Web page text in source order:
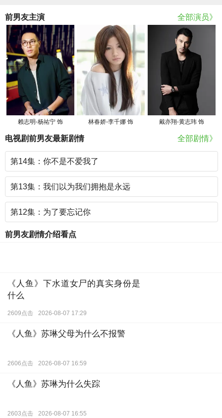
前男友主演 全部演员》
赖志明-杨祐宁 饰 林春娇-李千娜 饰 戴亦翔-黄志玮 饰
电视剧前男友最新剧情 全部剧情》
第14集：你不是不爱我了
第13集：我们以为我们拥抱是永远
第12集：为了要忘记你
前男友剧情介绍看点
《人鱼》下水道女尸的真实身份是
什么
2609点击 2026-08-07 17:29
《人鱼》苏琳父母为什么不报警
2606点击 2026-08-07 16:59
《人鱼》苏琳为什么失踪
2603点击 2026-08-07 16:55